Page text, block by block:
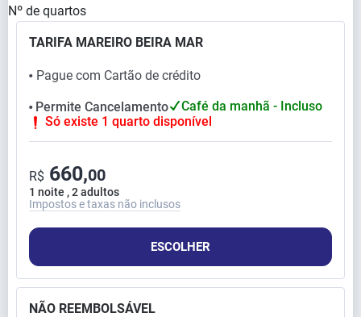
Nº de quartos
TARIFA MAREIRO BEIRA MAR
⬤ Pague com Cartão de crédito
⬤ Permite Cancelamento
Café da manhã - Incluso
Só existe 1 quarto disponível
1 noite , 2 adultos
R$ 660,00
Impostos e taxas não inclusos
ESCOLHER
NÃO REEMBOLSÁVEL